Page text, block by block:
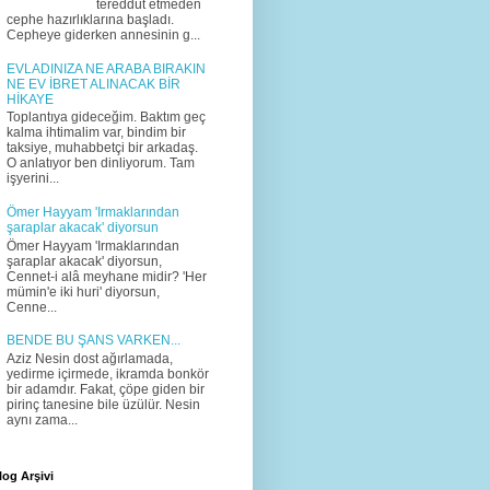
tereddüt etmeden
cephe hazırlıklarına başladı.
Cepheye giderken annesinin g...
EVLADINIZA NE ARABA BIRAKIN
NE EV İBRET ALINACAK BİR
HİKAYE
Toplantıya gideceğim. Baktım geç
kalma ihtimalim var, bindim bir
taksiye, muhabbetçi bir arkadaş.
O anlatıyor ben dinliyorum. Tam
işyerini...
Ömer Hayyam 'Irmaklarından
şaraplar akacak' diyorsun
Ömer Hayyam 'Irmaklarından
şaraplar akacak' diyorsun,
Cennet-i alâ meyhane midir? 'Her
mümin'e iki huri' diyorsun,
Cenne...
BENDE BU ŞANS VARKEN...
Aziz Nesin dost ağırlamada,
yedirme içirmede, ikramda bonkör
bir adamdır. Fakat, çöpe giden bir
pirinç tanesine bile üzülür. Nesin
aynı zama...
Arşivi